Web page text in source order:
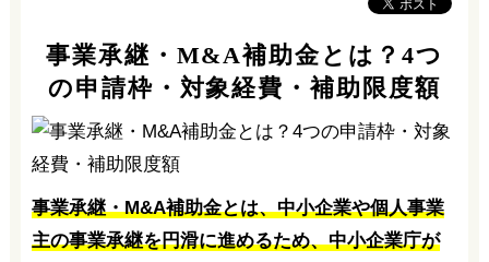
事業承継・M&A補助金とは？4つ
の申請枠・対象経費・補助限度額
事業承継・M&A補助金とは、中小企業や個人事業
主の事業承継を円滑に進めるため、中小企業庁が